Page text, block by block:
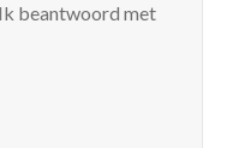
beantwoord met